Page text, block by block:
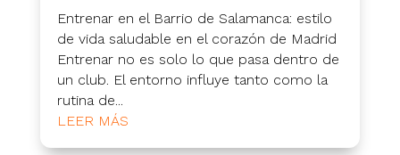
Entrenar en el Barrio de Salamanca: estilo
de vida saludable en el corazón de Madrid
Entrenar no es solo lo que pasa dentro de
un club. El entorno influye tanto como la
rutina de...
LEER MÁS